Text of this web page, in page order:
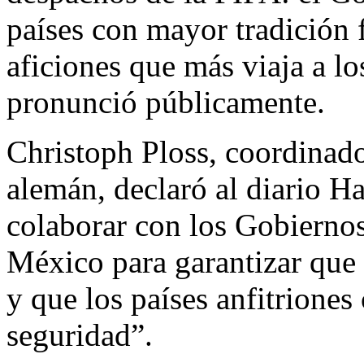
países con mayor
aficiones que más viaja a
pronunció públicamente.
Christoph Ploss,
alemán, declaró al diario
colaborar con los
México para garantizar
y que los países
seguridad”.